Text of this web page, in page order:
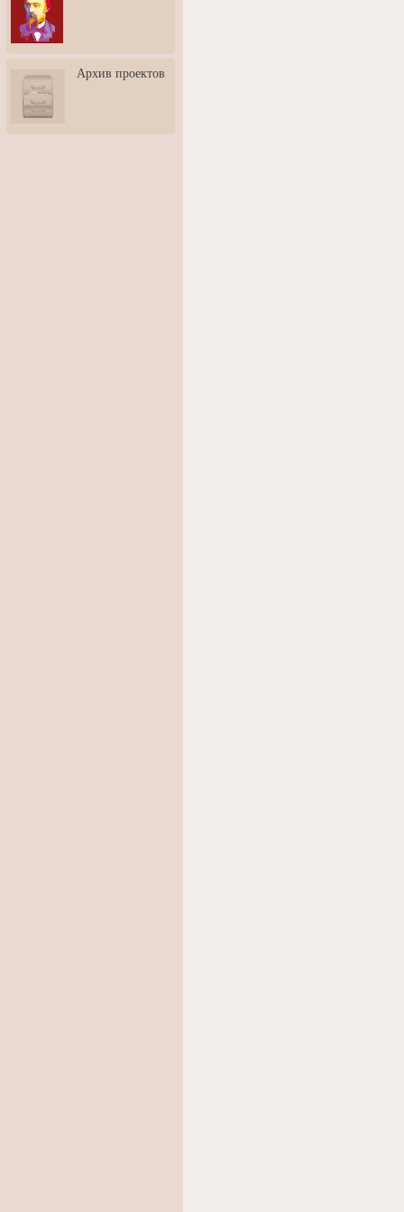
3: Обусловленности
человека и их влияние на
карьеру
скульптором Дмитрием
Тугариновым
АртБульвар в День города
Архив проектов